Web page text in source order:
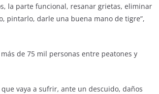
la parte funcional, resanar grietas, eliminar
pintarlo, darle una buena mano de tigre”,
de 75 mil personas entre peatones y
vaya a sufrir, ante un descuido, daños